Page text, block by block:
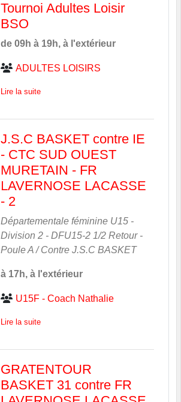
Tournoi Adultes Loisir
BSO
de 09h à 19h, à l'extérieur
ADULTES LOISIRS
Lire la suite
J.S.C BASKET contre IE
- CTC SUD OUEST
MURETAIN - FR
LAVERNOSE LACASSE
- 2
Départementale féminine U15 -
Division 2 - DFU15-2 1/2 Retour -
Poule A / Contre J.S.C BASKET
à 17h, à l'extérieur
U15F - Coach Nathalie
Lire la suite
GRATENTOUR
BASKET 31 contre FR